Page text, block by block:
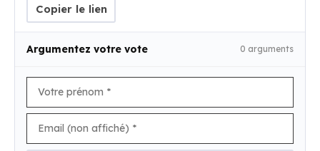
Copier le lien
Argumentez votre vote 0 arguments